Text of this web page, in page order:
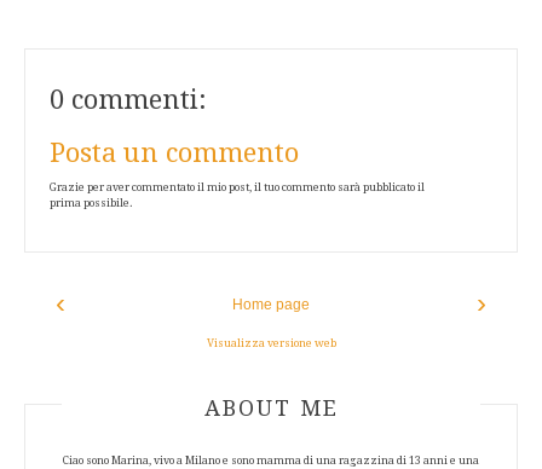
0 commenti:
Posta un commento
Grazie per aver commentato il mio post, il tuo commento sarà pubblicato il
prima possibile.
‹ ›
Home page
Visualizza versione web
ABOUT AUTHOR
ABOUT ME
Ciao sono Marina, vivo a Milano e sono mamma di una ragazzina di 13 anni e una